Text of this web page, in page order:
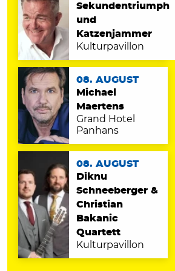
Sekundentriumph
und
Katzenjammer
Kulturpavillon
08. AUGUST
Michael
Maertens
Grand Hotel
Panhans
08. AUGUST
Diknu
Schneeberger &
Christian
Bakanic
Quartett
Kulturpavillon